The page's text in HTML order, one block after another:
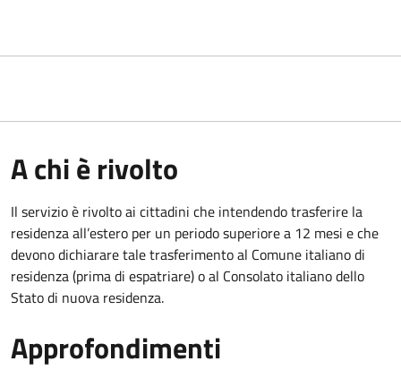
A chi è rivolto
Il servizio è rivolto ai cittadini che intendendo trasferire la
residenza all’estero per un periodo superiore a 12 mesi e che
devono dichiarare tale trasferimento al Comune italiano di
residenza (prima di espatriare) o al Consolato italiano dello
Stato di nuova residenza.
Approfondimenti